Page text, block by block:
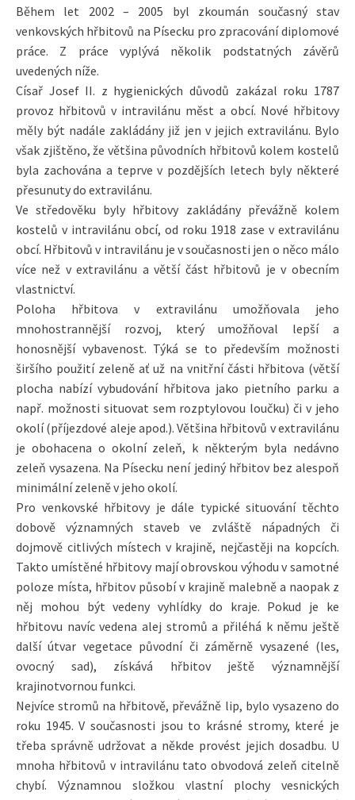
Během let 2002 – 2005 byl zkoumán současný stav
venkovských hřbitovů na Písecku pro zpracování diplomové
práce. Z práce vyplývá několik podstatných závěrů
uvedených níže.
Císař Josef II. z hygienických důvodů zakázal roku 1787
provoz hřbitovů v intravilánu měst a obcí. Nové hřbitovy
měly být nadále zakládány již jen v jejich extravilánu. Bylo
však zjištěno, že většina původních hřbitovů kolem kostelů
byla zachována a teprve v pozdějších letech byly některé
přesunuty do extravilánu.
Ve středověku byly hřbitovy zakládány převážně kolem
kostelů v intravilánu obcí, od roku 1918 zase v extravilánu
obcí. Hřbitovů v intravilánu je v současnosti jen o něco málo
více než v extravilánu a větší část hřbitovů je v obecním
vlastnictví.
Poloha hřbitova v extravilánu umožňovala jeho
mnohostrannější rozvoj, který umožňoval lepší a
honosnější vybavenost. Týká se to především možnosti
širšího použití zeleně ať už na vnitřní části hřbitova (větší
plocha nabízí vybudování hřbitova jako pietního parku a
např. možnosti situovat sem rozptylovou loučku) či v jeho
okolí (příjezdové aleje apod.). Většina hřbitovů v extravilánu
je obohacena o okolní zeleň, k některým byla nedávno
zeleň vysazena. Na Písecku není jediný hřbitov bez alespoň
minimální zeleně v jeho okolí.
Pro venkovské hřbitovy je dále typické situování těchto
dobově významných staveb ve zvláště nápadných či
dojmově citlivých místech v krajině, nejčastěji na kopcích.
Takto umístěné hřbitovy mají obrovskou výhodu v samotné
poloze místa, hřbitov působí v krajině malebně a naopak z
něj mohou být vedeny vyhlídky do kraje. Pokud je ke
hřbitovu navíc vedena alej stromů a přiléhá k němu ještě
další útvar vegetace původní či záměrně vysazené (les,
ovocný sad), získává hřbitov ještě významnější
krajinotvornou funkci.
Nejvíce stromů na hřbitově, převážně lip, bylo vysazeno do
roku 1945. V současnosti jsou to krásné stromy, které je
třeba správně udržovat a někde provést jejich dosadbu. U
mnoha hřbitovů v intravilánu tato obvodová zeleň citelně
chybí. Významnou složkou vlastní plochy vesnických